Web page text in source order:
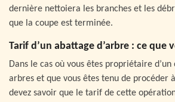
dernière nettoiera les branches et les
que la coupe est terminée.
Tarif d’un abattage d’arbre : ce que
Dans le cas où vous êtes propriétaire d’un
arbres et que vous êtes tenu de procéder
devez savoir que le tarif de cette